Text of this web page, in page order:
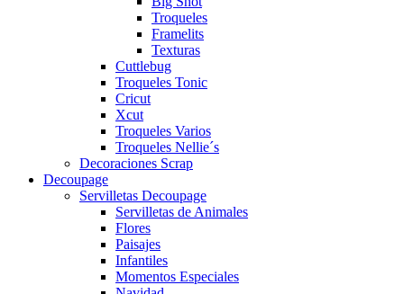
Troqueles
Framelits
Texturas
Cuttlebug
Troqueles Tonic
Cricut
Xcut
Troqueles Varios
Troqueles Nellie´s
Decoraciones Scrap
Decoupage
Servilletas Decoupage
Servilletas de Animales
Flores
Paisajes
Infantiles
Momentos Especiales